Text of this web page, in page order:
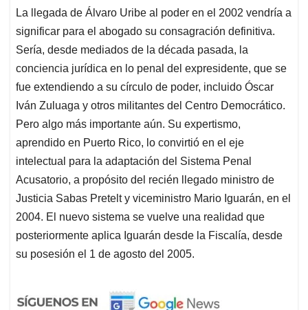
La llegada de Álvaro Uribe al poder en el 2002 vendría a
significar para el abogado su consagración definitiva.
Sería, desde mediados de la década pasada, la
conciencia jurídica en lo penal del expresidente, que se
fue extendiendo a su círculo de poder, incluido Óscar
Iván Zuluaga y otros militantes del Centro Democrático.
Pero algo más importante aún. Su expertismo,
aprendido en Puerto Rico, lo convirtió en el eje
intelectual para la adaptación del Sistema Penal
Acusatorio, a propósito del recién llegado ministro de
Justicia Sabas Pretelt y viceministro Mario Iguarán, en el
2004. El nuevo sistema se vuelve una realidad que
posteriormente aplica Iguarán desde la Fiscalía, desde
su posesión el 1 de agosto del 2005.